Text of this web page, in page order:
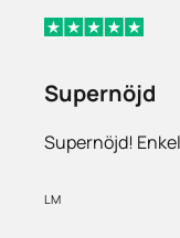
Supernöjd
Supernöjd!
LM